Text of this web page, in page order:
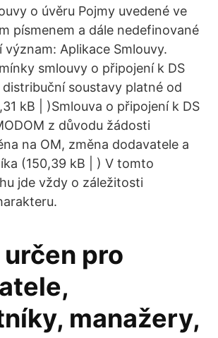
o úvěru Pojmy uvedené ve
písmenem a dále nedefinované
význam: Aplikace Smlouvy.
smlouvy o připojení k DS
soustavy platné od
kB | )Smlouva o připojení k DS
z důvodu žádosti
na OM, změna dodavatele a
(150,39 kB | ) V tomto
jde vždy o záležitosti
pro
manažery,